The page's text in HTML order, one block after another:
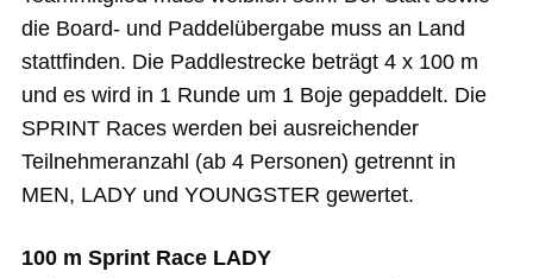
die Board- und Paddelübergabe muss an Land
stattfinden. Die Paddlestrecke beträgt 4 x 100 m
und es wird in 1 Runde um 1 Boje gepaddelt. Die
SPRINT Races werden bei ausreichender
Teilnehmeranzahl (ab 4 Personen) getrennt in
MEN, LADY und YOUNGSTER gewertet.
100 m Sprint Race LADY